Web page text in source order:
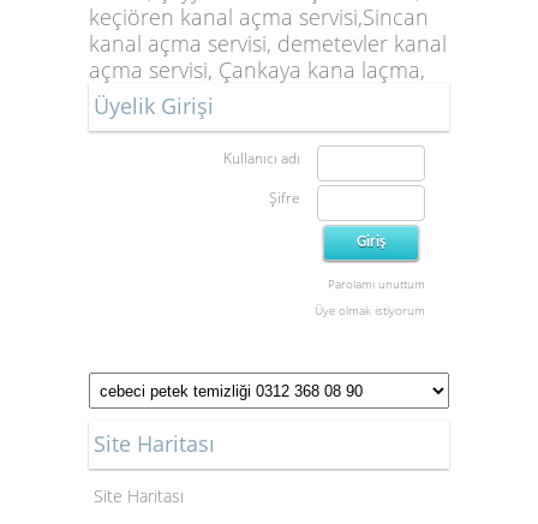
keçiören kanal açma servisi,Sincan
kanal açma servisi, demetevler kanal
açma servisi, Çankaya kana laçma,
Üyelik Girişi
Kullanıcı adı
Şifre
Parolamı unuttum
Üye olmak istiyorum
Site Haritası
Site Haritası